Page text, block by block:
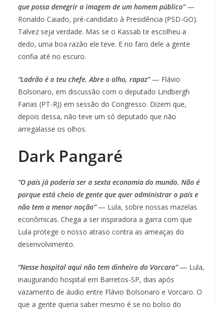
que possa denegrir a imagem de um homem público”—
Ronaldo Caiado, pré-candidato à Presidência (PSD-GO).
Talvez seja verdade. Mas se o Kassab te escolheu a
dedo, uma boa razão ele teve. E no faro dele a gente
confia até no escuro.
“Ladrão é o teu chefe. Abre o olho, rapaz”— Flávio
Bolsonaro, em discussão com o deputado Lindbergh
Farias (PT-RJ) em sessão do Congresso. Dizem que,
depois dessa, não teve um só deputado que não
arregalasse os olhos.
Dark Pangaré
“O país já poderia ser a sexta economia do mundo. Não é
porque está cheio de gente que quer administrar o país e
não tem a menor noção”— Lula, sobre nossas mazelas
econômicas. Chega a ser inspiradora a garra com que
Lula protege o nosso atraso contra as ameaças do
desenvolvimento.
“Nesse hospital aqui não tem dinheiro do Vorcaro”— Lula,
inaugurando hospital em Barretos-SP, dias após
vazamento de áudio entre Flávio Bolsonaro e Vorcaro. O
que a gente queria saber mesmo é se no bolso do